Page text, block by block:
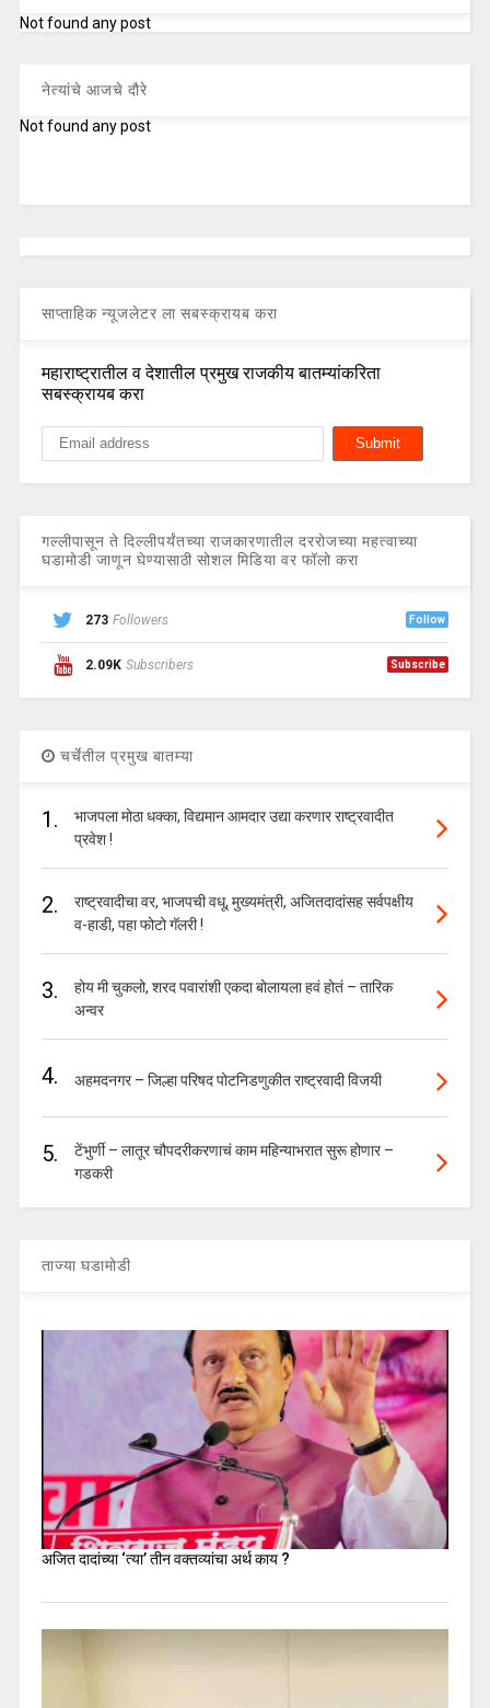
Not found any post
नेत्यांचे आजचे दौरे
Not found any post
साप्ताहिक न्यूजलेटर ला सबस्क्रायब करा
महाराष्ट्रातील व देशातील प्रमुख राजकीय बातम्यांकरिता
सबस्क्रायब करा
गल्लीपासून ते दिल्लीपर्यंतच्या राजकारणातील दररोजच्या महत्वाच्या
घडामोडी जाणून घेण्यासाठी सोशल मिडिया वर फॉलो करा
273 Followers Follow
2.09K Subscribers Subscribe
चर्चेतील प्रमुख बातम्या
1.
भाजपला मोठा धक्का, विद्यमान आमदार उद्या करणार राष्ट्रवादीत
प्रवेश !
2.
राष्ट्रवादीचा वर, भाजपची वधू, मुख्यमंत्री, अजितदादांसह सर्वपक्षीय
व-हाडी, पहा फोटो गॅलरी !
3.
होय मी चुकलो, शरद पवारांशी एकदा बोलायला हवं होतं – तारिक
अन्वर
4. अहमदनगर – जिल्हा परिषद पोटनिडणुकीत राष्ट्रवादी विजयी
5.
टेंभुर्णी – लातूर चौपदरीकरणाचं काम महिन्याभरात सुरू होणार –
गडकरी
ताज्या घडामोडी
अजित दादांच्या ‘त्या’ तीन वक्तव्यांचा अर्थ काय ?